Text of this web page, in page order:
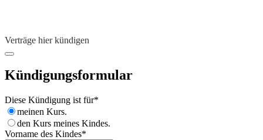
Verträge hier kündigen
Kündigungsformular
Your
Website*
Diese Kündigung ist für*
meinen Kurs.
den Kurs meines Kindes.
Vorname des Kindes*